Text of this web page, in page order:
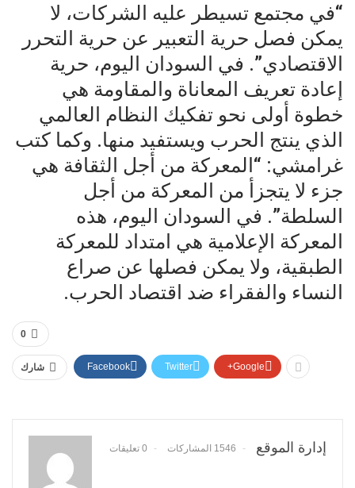
“في مجتمع تسيطر عليه الشركات، لا
يمكن فصل حرية التعبير عن حرية التحرر
الاقتصادي”. في السودان اليوم، حرية
إعادة تعريف المعاناة والمقاومة هي
خطوة أولى نحو تفكيك النظام العالمي
الذي ينتج الحرب ويستفيد منها. وكما كتب
غرامشي: “المعركة من أجل الثقافة هي
جزء لا يتجزأ من المعركة من أجل
السلطة”. في السودان اليوم، هذه
المعركة الإعلامية هي امتداد للمعركة
الطبقية، ولا يمكن فصلها عن صراع
النساء والفقراء ضد اقتصاد الحرب.
0
شارك Facebook Twitter Google+
إدارة الموقع 1546 المشاركات 0 تعليقات